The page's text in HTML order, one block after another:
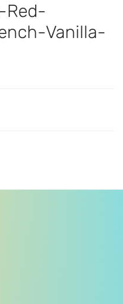
Red-
Vanilla-